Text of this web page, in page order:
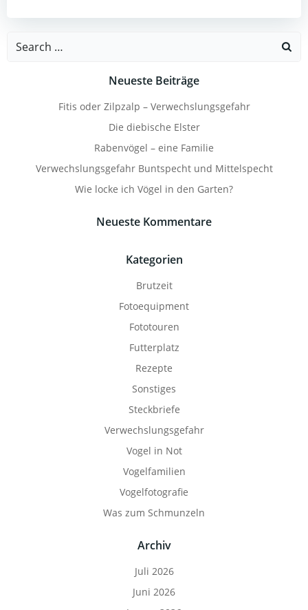
Search
Neueste Beiträge
Fitis oder Zilpzalp – Verwechslungsgefahr
Die diebische Elster
Rabenvögel – eine Familie
Verwechslungsgefahr Buntspecht und Mittelspecht
Wie locke ich Vögel in den Garten?
Neueste Kommentare
Kategorien
Brutzeit
Fotoequipment
Fototouren
Futterplatz
Rezepte
Sonstiges
Steckbriefe
Verwechslungsgefahr
Vogel in Not
Vogelfamilien
Vogelfotografie
Was zum Schmunzeln
Archiv
Juli 2026
Juni 2026